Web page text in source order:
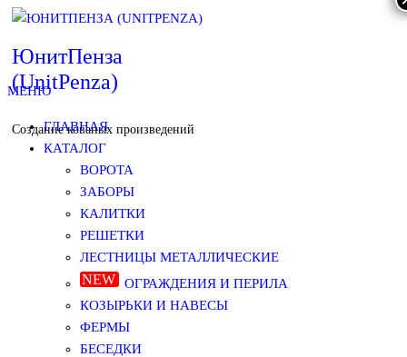
Skip
to
the
content
ЮнитПенза
(UnitPenza)
Создание кованых произведений
МЕНЮ
ГЛАВНАЯ
КАТАЛОГ
ВОРОТА
ЗАБОРЫ
КАЛИТКИ
РЕШЕТКИ
ЛЕСТНИЦЫ МЕТАЛЛИЧЕСКИЕ
ОГРАЖДЕНИЯ И ПЕРИЛА
КОЗЫРЬКИ И НАВЕСЫ
ФЕРМЫ
БЕСЕДКИ